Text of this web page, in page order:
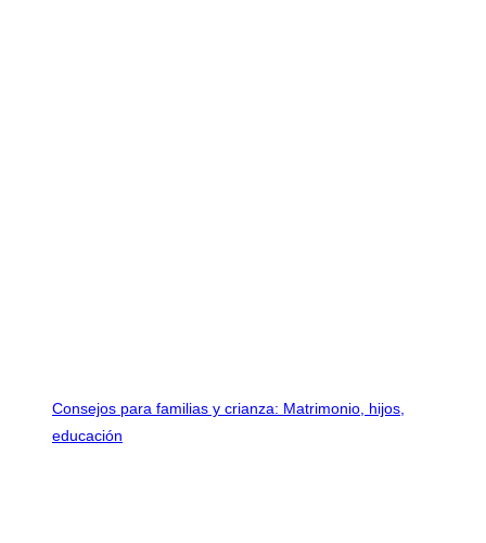
Consejos para familias y crianza: Matrimonio, hijos,
educación